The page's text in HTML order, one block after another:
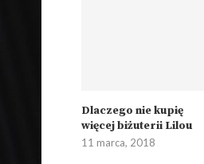
Dlaczego nie kupię
więcej biżuterii Lilou
11 marca, 2018